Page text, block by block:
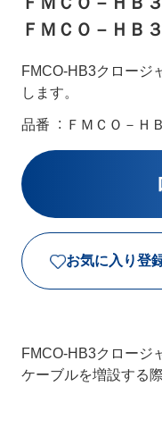
ＦＭＣＯ－ＨＢ
FMCO-HB3クロージ
します。
品番 ＦＭＣＯ－Ｈ
お気に入り登
FMCO-HB3クロージ
ケーブルを増設する